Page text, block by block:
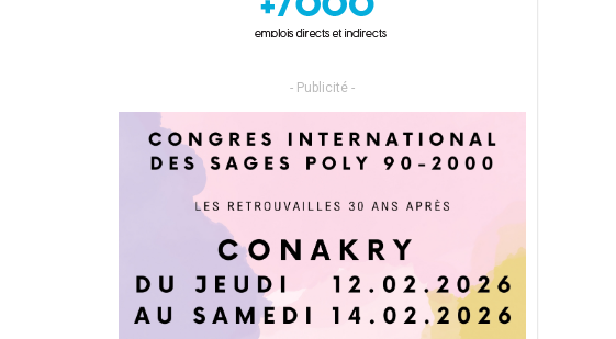
- Publicité -